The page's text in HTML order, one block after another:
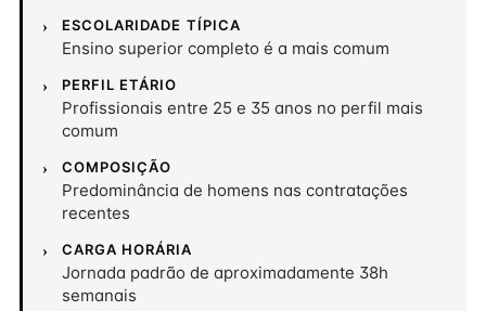
ESCOLARIDADE TÍPICA
Ensino superior completo é a mais comum
PERFIL ETÁRIO
Profissionais entre 25 e 35 anos no perfil mais
comum
COMPOSIÇÃO
Predominância de homens nas contratações
recentes
CARGA HORÁRIA
Jornada padrão de aproximadamente 38h
semanais